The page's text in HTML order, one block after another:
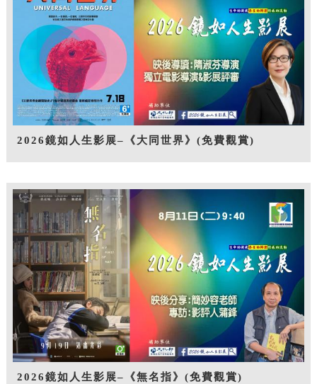
2026鏡如人生影展–《大同世界》(免費觀賞)
2026鏡如人生影展–《無名指》(免費觀賞)